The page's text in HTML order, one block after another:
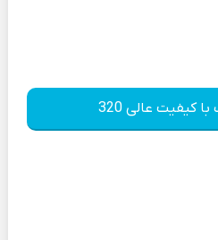
کیفیت عالی 320